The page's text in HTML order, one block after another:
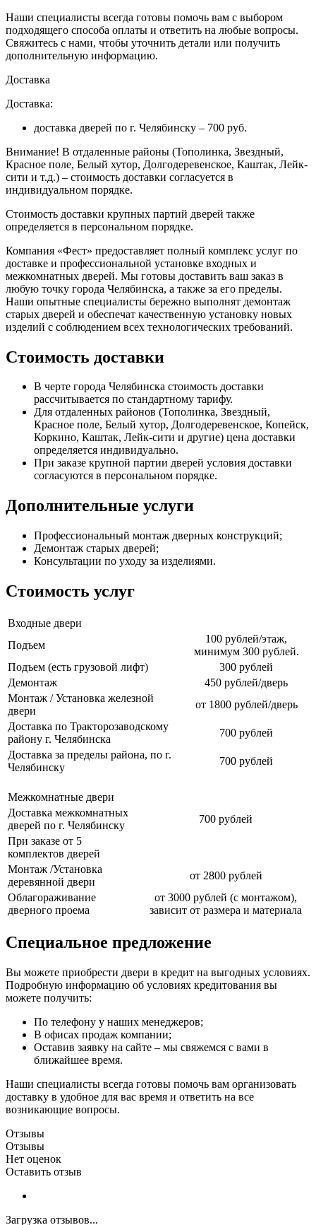
Наши специалисты всегда готовы помочь вам с выбором
подходящего способа оплаты и ответить на любые вопросы.
Свяжитесь с нами, чтобы уточнить детали или получить
дополнительную информацию.
Доставка
Доставка:
доставка дверей по г. Челябинску – 700 руб.
Внимание! В отдаленные районы (Тополинка, Звездный,
Красное поле, Белый хутор, Долгодеревенское, Каштак, Лейк-
сити и т.д.) – стоимость доставки согласуется в
индивидуальном порядке.
Стоимость доставки крупных партий дверей также
определяется в персональном порядке.
Компания «Фест» предоставляет полный комплекс услуг по
доставке и профессиональной установке входных и
межкомнатных дверей. Мы готовы доставить ваш заказ в
любую точку города Челябинска, а также за его пределы.
Наши опытные специалисты бережно выполнят демонтаж
старых дверей и обеспечат качественную установку новых
изделий с соблюдением всех технологических требований.
Стоимость доставки
В черте города Челябинска стоимость доставки
рассчитывается по стандартному тарифу.
Для отдаленных районов (Тополинка, Звездный,
Красное поле, Белый хутор, Долгодеревенское, Копейск,
Коркино, Каштак, Лейк-сити и другие) цена доставки
определяется индивидуально.
При заказе крупной партии дверей условия доставки
согласуются в персональном порядке.
Дополнительные услуги
Профессиональный монтаж дверных конструкций;
Демонтаж старых дверей;
Консультации по уходу за изделиями.
Стоимость услуг
Входные двери
Подъем
100 рублей/этаж,
минимум 300 рублей.
Подъем (есть грузовой лифт)
300 рублей
Демонтаж
450 рублей/дверь
Монтаж / Установка железной
двери
от 1800 рублей/дверь
Доставка по Тракторозаводскому
району г. Челябинска
700 рублей
Доставка за пределы района, по г.
Челябинску
700 рублей
Межкомнатные двери
Доставка межкомнатных
дверей по г. Челябинску
700 рублей
При заказе от 5
комплектов дверей
Монтаж /Установка
деревянной двери
от 2800 рублей
Облагораживание
дверного проема
от 3000 рублей (с монтажом),
зависит от размера и материала
Специальное предложение
Вы можете приобрести двери в кредит на выгодных условиях.
Подробную информацию об условиях кредитования вы
можете получить:
По телефону у наших менеджеров;
В офисах продаж компании;
Оставив заявку на сайте – мы свяжемся с вами в
ближайшее время.
Наши специалисты всегда готовы помочь вам организовать
доставку в удобное для вас время и ответить на все
возникающие вопросы.
Отзывы
Отзывы
Нет оценок
Оставить отзыв
Загрузка отзывов...